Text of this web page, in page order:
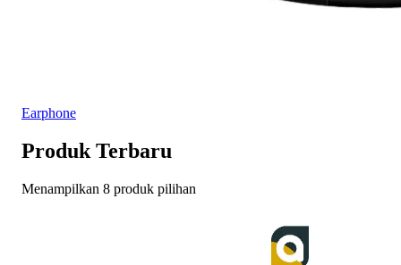
Earphone
Produk Terbaru
Menampilkan 8 produk pilihan